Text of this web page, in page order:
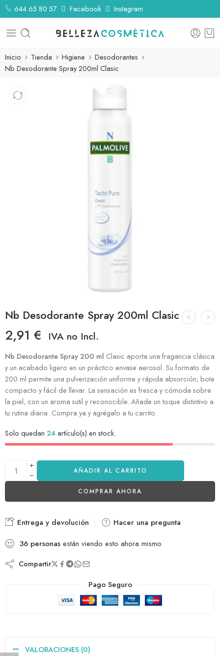
644 65 80 57 Facebook Instagram
Inicio Tienda Higiene
Desodorantes
Nb Desodorante Spray 200ml Clasic
Nb Desodorante Spray 200ml Clasic
2,91 € IVA no Incl.
Nb Desodorante Spray 200 ml Clasic aporta una fragancia clásica
y un acabado ligero en un práctico envase aerosol. Su formato de
200 ml permite una pulverización uniforme y rápida absorción; bote
compacto y fácil de llevar. La sensación es fresca y cómoda sobre
la piel, con un aroma sutil y reconocible. Añade un toque distintivo a
tu rutina diaria. Compra ya y agrégalo a tu carrito.
Solo quedan 24artículo(s) en stock.
AÑADIR AL CARRITO
COMPRAR AHORA
Entrega y devolución
Hacer una pregunta
36 personas están viendo esto ahora mismo
Compartir
Pago Seguro
VALORACIONES (0)